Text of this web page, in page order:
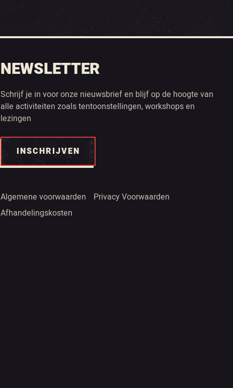
NEWSLETTER
Schrijf je in voor onze nieuwsbrief en blijf op de hoogte van
alle activiteiten zoals tentoonstellingen, workshops en
lezingen
INSCHRIJVEN
Algemene voorwaarden
Privacy Voorwaarden
Afhandelingskosten